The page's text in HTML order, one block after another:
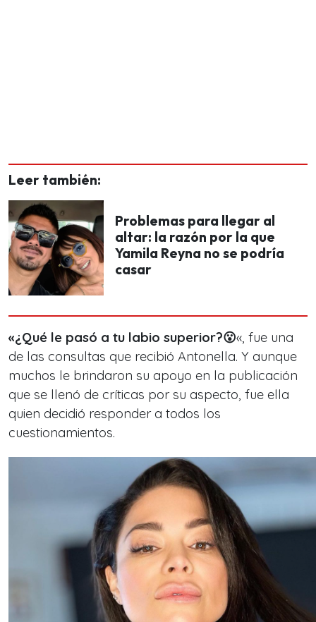
Leer también:
Problemas para llegar al
altar: la razón por la que
Yamila Reyna no se podría
casar
«¿Qué le pasó a tu labio superior?😮«, fue una
de las consultas que recibió Antonella. Y aunque
muchos le brindaron su apoyo en la publicación
que se llenó de críticas por su aspecto, fue ella
quien decidió responder a todos los
cuestionamientos.